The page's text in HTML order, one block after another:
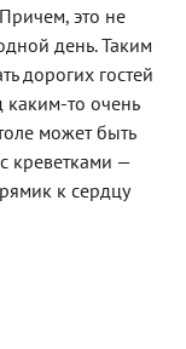
это не
день. Таким
дорогих гостей
то очень
может быть
креветками —
к сердцу